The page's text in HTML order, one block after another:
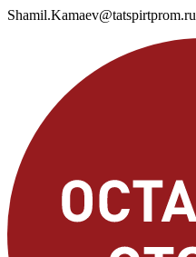
Shamil.Kamaev@tatspirtprom.ru